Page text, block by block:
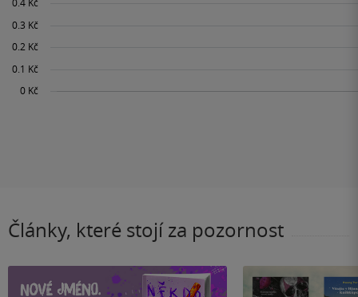
Články, které stojí za pozornost